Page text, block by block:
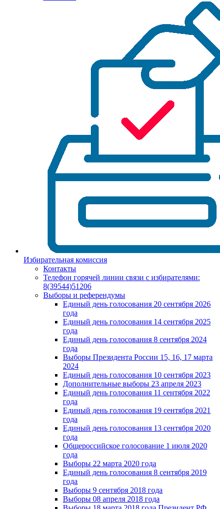
Избирательная комиссия
Контакты
Телефон горячей линии связи с избирателями:
8(39544)51206
Выборы и референдумы
Единый день голосования 20 сентября 2026
года
Единый день голосования 14 сентября 2025
года
Единый день голосования 8 сентября 2024
года
Выборы Президента России 15, 16, 17 марта
2024
Единый день голосования 10 сентября 2023
Дополнительные выборы 23 апреля 2023
Единый день голосования 11 сентября 2022
года
Единый день голосования 19 сентября 2021
года
Единый день голосования 13 сентября 2020
года
Общероссийское голосование 1 июля 2020
года
Выборы 22 марта 2020 года
Единый день голосования 8 сентября 2019
года
Выборы 9 сентября 2018 года
Выборы 08 апреля 2018 года